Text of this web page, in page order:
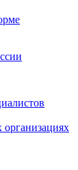
организациях